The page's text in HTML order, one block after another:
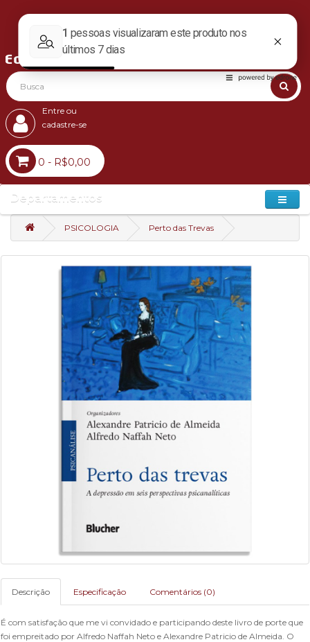
Entre ou
cadastre-se
0 - R$0,00
Departamentos
PSICOLOGIA Perto das Trevas
Descrição Especificação Comentários (0)
É com satisfação que me vi convidado e participando deste livro de porte que
foi empreitado por Alfredo Naffah Neto e Alexandre Patricio de Almeida. O